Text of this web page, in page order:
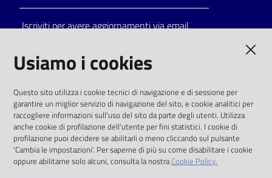
Iscriviti per avere aggiornamenti via email
solo alle condizioni previste dalla direttiva
comunitaria 2003/98/CE e dal d.lgs. 36/2006
SOCIAL
Instagram
Usiamo i cookies
Questo sito utilizza i cookie tecnici di navigazione e di sessione per
garantire un miglior servizio di navigazione del sito, e cookie analitici per
raccogliere informazioni sull'uso del sito da parte degli utenti. Utilizza
anche cookie di profilazione dell'utente per fini statistici. I cookie di
profilazione puoi decidere se abilitarli o meno cliccando sul pulsante
'Cambia le impostazioni'. Per saperne di più su come disabilitare i cookie
oppure abilitarne solo alcuni, consulta la nostraCookie Policy.